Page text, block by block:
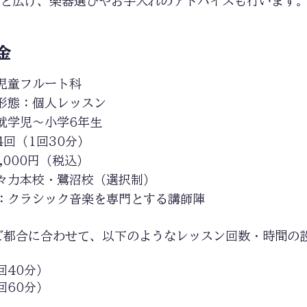
童フルート科
：個人レッスン
学児〜小学6年生
（1回30分）
円（税込）
本校・鷺沼校（選択制）
ラシック音楽を専門とする講師陣
合に合わせて、以下のようなレッスン回数・時間の
40分）
60分）